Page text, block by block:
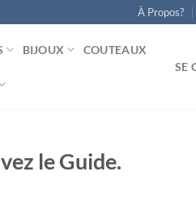
À Propos?
BIJOUX COUTEAUX
SE
le Guide.